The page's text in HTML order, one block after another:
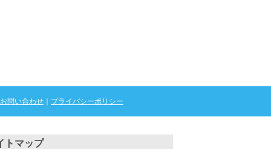
お問い合わせ プライバシーポリシー
トマップ